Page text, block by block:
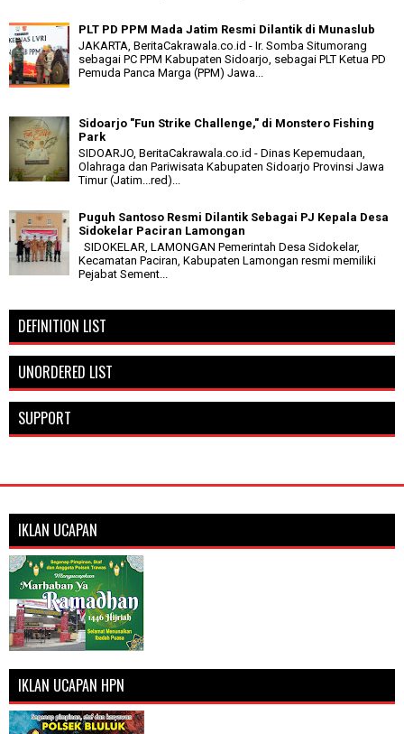
PLT PD PPM Mada Jatim Resmi Dilantik di Munaslub
JAKARTA, BeritaCakrawala.co.id - Ir. Somba Situmorang
sebagai PC PPM Kabupaten Sidoarjo, sebagai PLT Ketua PD
Pemuda Panca Marga (PPM) Jawa...
Sidoarjo "Fun Strike Challenge," di Monstero Fishing
Park
SIDOARJO, BeritaCakrawala.co.id - Dinas Kepemudaan,
Olahraga dan Pariwisata Kabupaten Sidoarjo Provinsi Jawa
Timur (Jatim...red)...
Puguh Santoso Resmi Dilantik Sebagai PJ Kepala Desa
Sidokelar Paciran Lamongan
SIDOKELAR, LAMONGAN Pemerintah Desa Sidokelar,
Kecamatan Paciran, Kabupaten Lamongan resmi memiliki
Pejabat Sement...
DEFINITION LIST
UNORDERED LIST
SUPPORT
IKLAN UCAPAN
IKLAN UCAPAN HPN